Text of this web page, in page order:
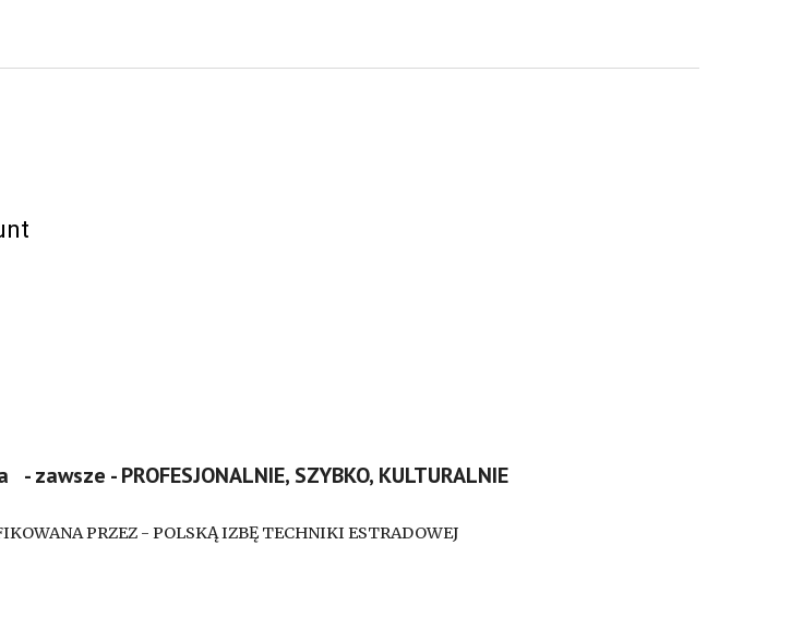
- PROFESJONALNIE, SZYBKO, KULTURALNIE
PRZEZ - POLSKĄ IZBĘ TECHNIKI ESTRADOWEJ